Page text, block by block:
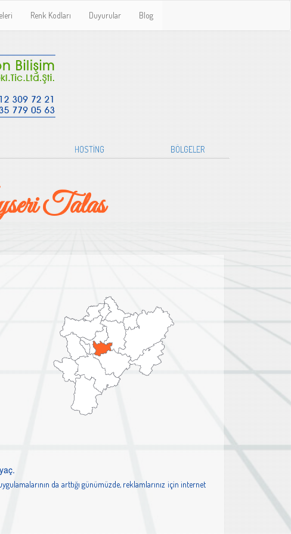
Renk Kodları Duyurular Blog
HOSTİNG BÖLGELER
Talas
da arttığı günümüzde, reklamlarınız için internet